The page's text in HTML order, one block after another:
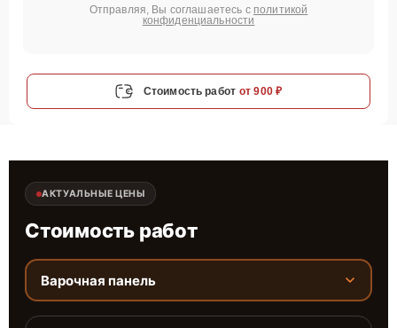
Отправляя, Вы соглашаетесь с политикой
конфиденциальности
Стоимость работ от 900 ₽
АКТУАЛЬНЫЕ ЦЕНЫ
Стоимость работ
Варочная панель